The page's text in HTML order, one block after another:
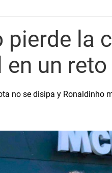
pierde la
un reto
no se disipa y Ronaldinho